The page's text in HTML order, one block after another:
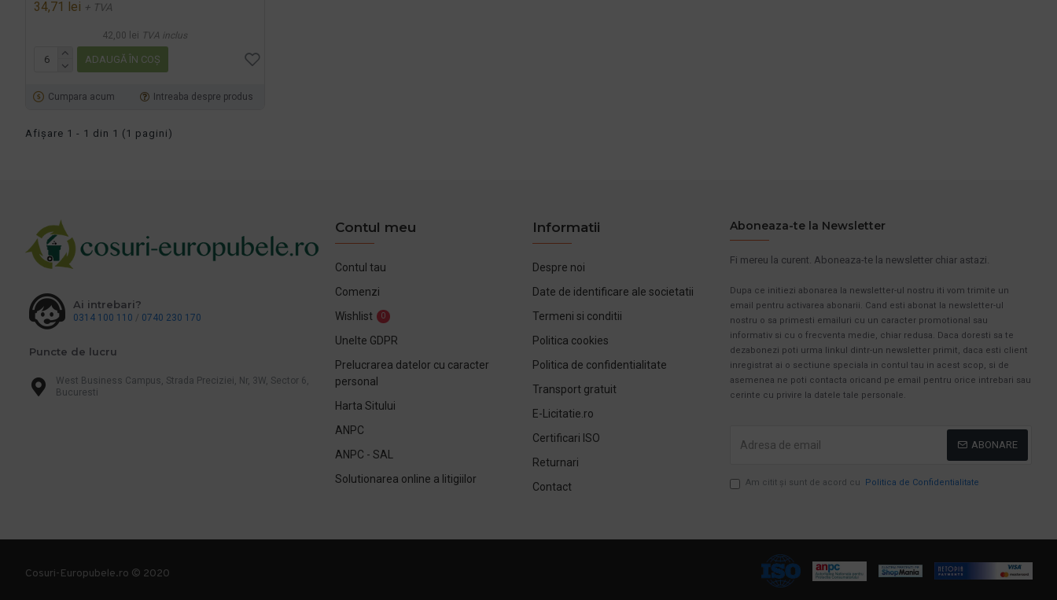
34,71 lei + TVA
42,00 lei TVA inclus
ADAUGĂ ÎN COŞ
Cumpara acum Intreaba despre produs
Afişare 1 - 1 din 1 (1 pagini)
Ai intrebari?
0314 100 110 / 0740 230 170
Puncte de lucru
West Business Campus, Strada Preciziei, Nr, 3W, Sector 6,
Bucuresti
Contul meu
Contul tau
Comenzi
Wishlist
0
Unelte GDPR
Prelucrarea datelor cu caracter
personal
Harta Sitului
ANPC
ANPC - SAL
Solutionarea online a litigiilor
Informatii
Despre noi
Date de identificare ale societatii
Termeni si conditii
Politica cookies
Politica de confidentialitate
Transport gratuit
E-Licitatie.ro
Certificari ISO
Returnari
Contact
Aboneaza-te la Newsletter
Fi mereu la curent. Aboneaza-te la newsletter chiar astazi.
Dupa ce initiezi abonarea la newsletter-ul nostru iti vom trimite un
email pentru activarea abonarii. Cand esti abonat la newsletter-ul
nostru o sa primesti emailuri cu un caracter promotional sau
informativ si cu o frecventa medie, chiar redusa. Daca doresti sa te
dezabonezi poti urma linkul dintr-un newsletter primit, daca esti client
inregistrat ai o sectiune speciala in contul tau in acest scop, si de
asemenea ne poti contacta oricand pe email pentru orice intrebari sau
cerinte cu privire la datele tale personale.
ABONARE
Am citit şi sunt de acord cu Politica de Confidentialitate
Cosuri-Europubele.ro © 2020